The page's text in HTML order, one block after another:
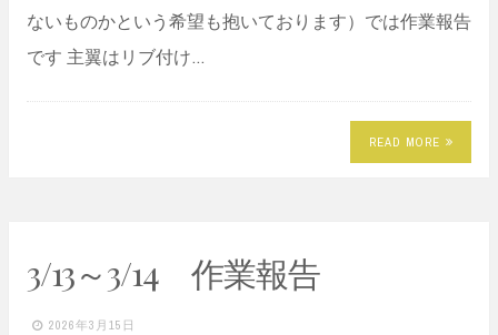
ないものかという希望も抱いております）では作業報告
です 主翼はリブ付け…
READ MORE
3/13～3/14 作業報告
2026年3月15日